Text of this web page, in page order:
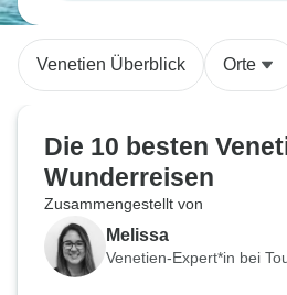
Venetien Überblick Orte
Die 10 besten
Wunderreisen
Zusammengestellt von
Melissa
Venetien-Expert*in bei